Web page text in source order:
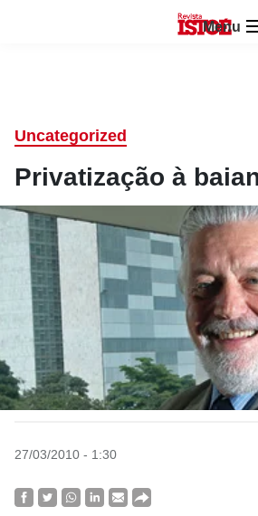
Menu
Uncategorized
Privatização à
27/03/2010 - 1:30